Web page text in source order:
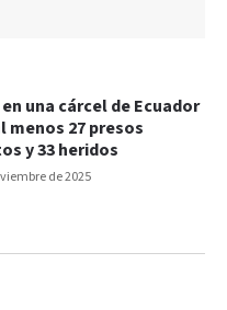
de 2025
una cárcel de Ecuador
menos 27 presos
y 33 heridos